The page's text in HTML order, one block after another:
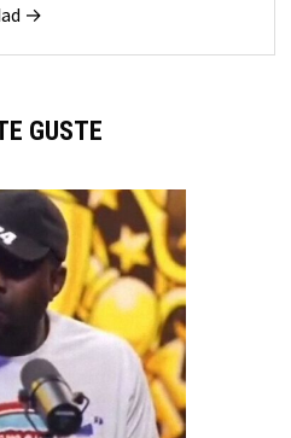
→
GUSTE